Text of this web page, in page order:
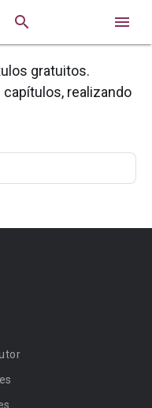
 
gratuitos.
realizando